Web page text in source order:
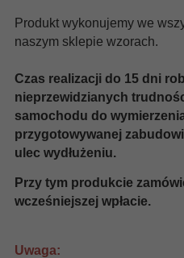
Produkt wykonujemy we
naszym sklepie wzorach.
Czas realizacji do 15 dni
nieprzewidzianych
samochodu do
przygotowywanej
ulec wydłużeniu.
Przy tym produkcie
wcześniejszej wpłacie.
Uwaga: